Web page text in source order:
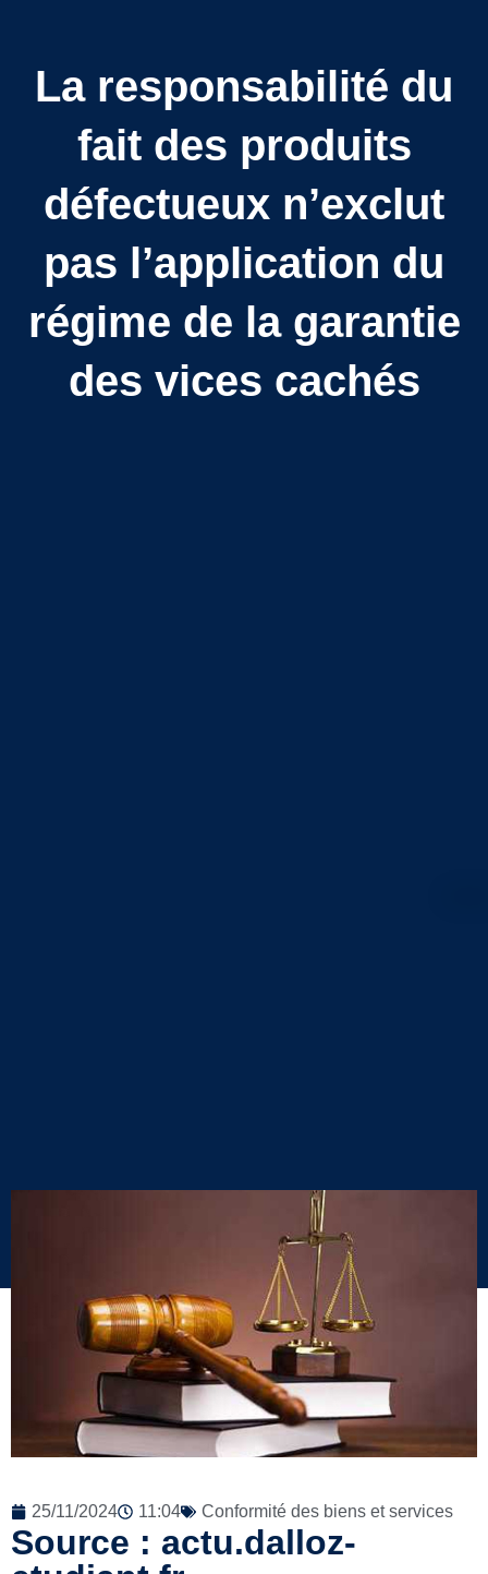
La responsabilité du
fait des produits
défectueux n’exclut
pas l’application du
régime de la garantie
des vices cachés
25/11/2024 11:04 Conformité des biens et services
Source : actu.dalloz-